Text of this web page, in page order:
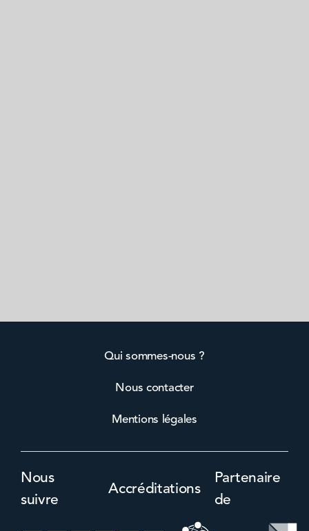
Qui sommes-nous ?
Nous contacter
Mentions légales
Nous
suivre
Accréditations
Partenaire
de